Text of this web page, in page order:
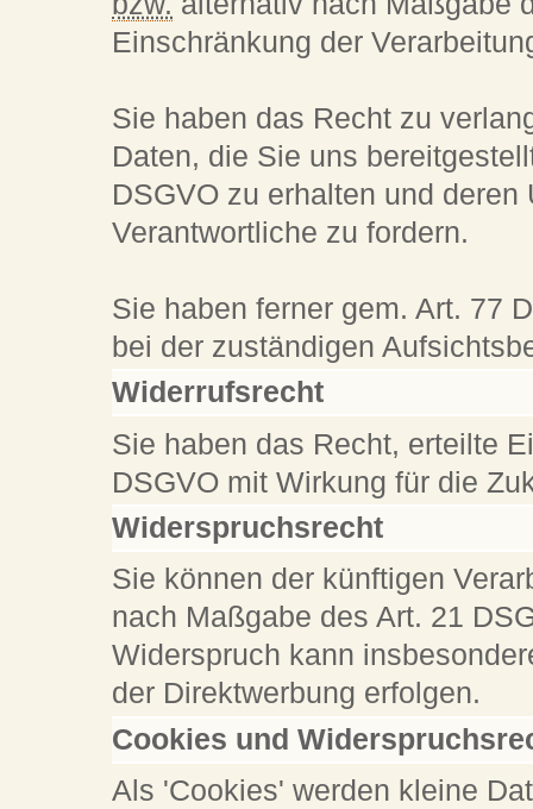
Einschränkung der
Sie haben das Recht zu
Daten, die Sie uns
DSGVO zu erhalten und
Verantwortliche zu fordern.
Sie haben ferner gem. Art. 77
bei der zuständigen
Widerrufsrecht
Sie haben das Recht, erteilte
DSGVO mit Wirkung für die
Widerspruchsrecht
Sie können der künftigen
nach Maßgabe des Art. 21
Widerspruch kann
der Direktwerbung erfolgen.
Cookies und
Als 'Cookies' werden kleine